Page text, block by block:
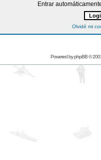
Entrar
Olvidé mi
Powered byphpBB©